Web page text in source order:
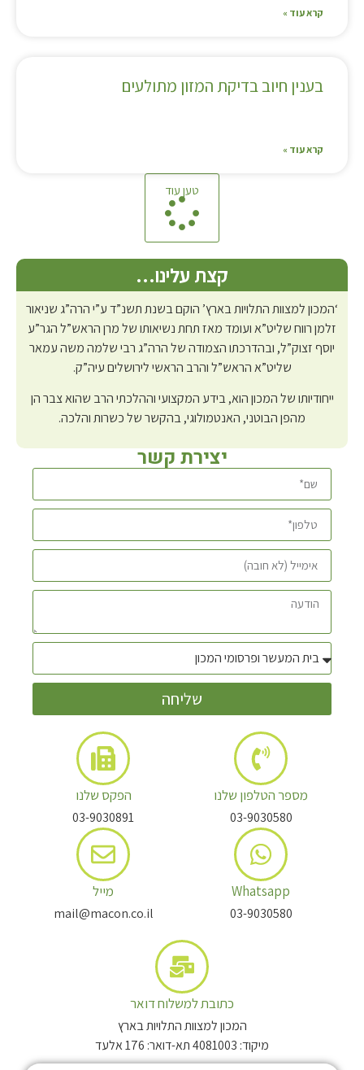
קרא עוד »
בענין חיוב בדיקת המזון מתולעים
קרא עוד »
טען עוד
קצת עלינו…
‘המכון למצוות התלויות בארץ’ הוקם בשנת תשנ”ד ע”י הרה”ג שניאור
זלמן רווח שליט”א ועומד מאז תחת נשיאותו של מרן הראש”ל הגר”ע
יוסף זצוק”ל, ובהדרכתו הצמודה של הרה”ג רבי שלמה משה עמאר
שליט”א הראש”ל והרב הראשי לירושלים עיה”ק.
ייחודיותו של המכון הוא, בידע המקצועי וההלכתי הרב שהוא צבר הן
מהפן הבוטני, האנטמולוגי, בהקשר של כשרות והלכה.
יצירת קשר
שליחה
מספר הטלפון שלנו
03-9030580
Whatsapp
03-9030580
הפקס שלנו
03-9030891
מייל
mail@macon.co.il
כתובת למשלוח דואר
המכון למצוות התלויות בארץ
מיקוד: 4081003 תא-דואר: 176 אלעד